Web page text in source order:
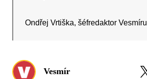
Ondřej Vrtiška, šéfredaktor Vesmíru
Vesmír